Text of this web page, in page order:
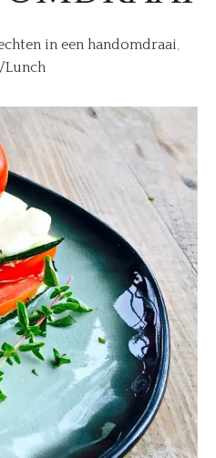
in een handomdraai,